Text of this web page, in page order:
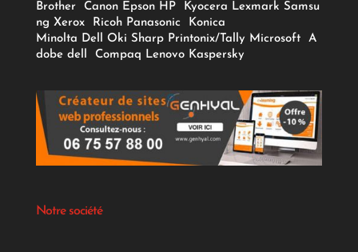
Brother Canon Epson HP Kyocera Lexmark Samsu
ng Xerox Ricoh Panasonic
Konica
Minolta Dell Oki Sharp Printonix/Tally Microsoft
A
dobe dell Compaq Lenovo Kaspersky
Notre société